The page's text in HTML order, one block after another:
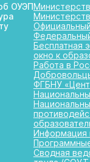
ОУЭП
Бесплатная
окно к
Работа в
ФГБНУ
Информация
Сводная